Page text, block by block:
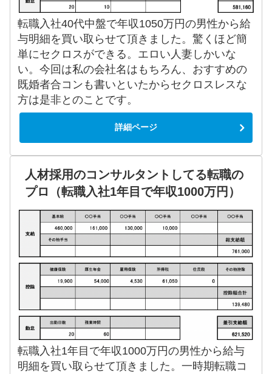
転職入社40代中盤で年収1050万円の男性から給
与明細を買い取らせて頂きました。驚くほど簡
単にセクロスができる。エロい人妻しかいな
い。今回は私の会社名はもちろん、おすすめの
既婚者合コンも書いといたからセクロスレスな
方は是非とのことです。
詳細ページ
人材採用のコンサルタントしてる転職の
プロ（転職入社1年目で年収1000万円）
転職入社1年目で年収1000万円の男性から給与
明細を買い取らせて頂きました。一時期転職コ